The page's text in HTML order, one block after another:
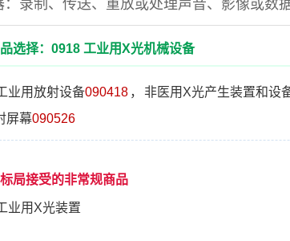
录制、传送、重放或处理声音、影像或数
选择：0918 工业用X光机械设备
业用放射设备090418 ， 非医用X光产生装置和设
屏幕090526
局接受的非常规商品
业用X光装置